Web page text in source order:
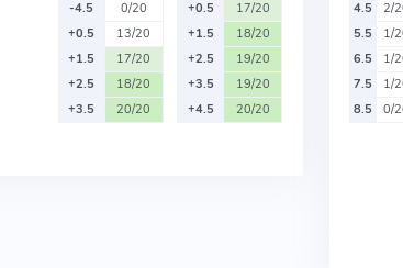
-4.5
0/20
+0.5
13/20
+1.5
17/20
+2.5
18/20
+3.5
20/20
+0.5
17/20
+1.5
18/20
+2.5
19/20
+3.5
19/20
+4.5
20/20
4.5
2/
5.5
1/
6.5
1/
7.5
1/
8.5
0/